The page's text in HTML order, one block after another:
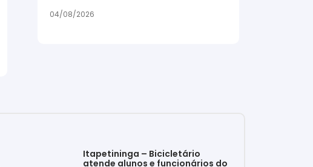
04/08/2026
Itapetininga – Bicicletário
atende alunos e funcionários do